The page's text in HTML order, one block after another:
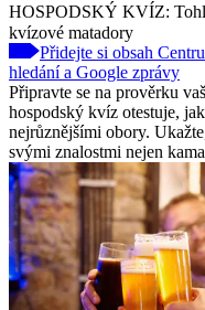
HOSPODSKÝ KVÍZ:
kvízové matadory
Přidejte si obsah
hledání a Google zprávy
Připravte se na prověrku
hospodský kvíz otestuje,
nejrůznějšími obory.
svými znalostmi nejen